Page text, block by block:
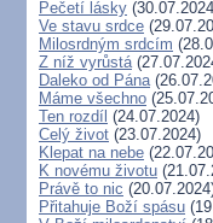
Pečetí lásky
Ve stavu srdce
Milosrdným srdcím
Z níž vyrůstá
Daleko od Pána
Máme všechno
Ten rozdíl (24.07.2024)
Celý život (23.07.2024)
Klepat na nebe
K novému životu
Právě to nic
Přitahuje Boží spásu